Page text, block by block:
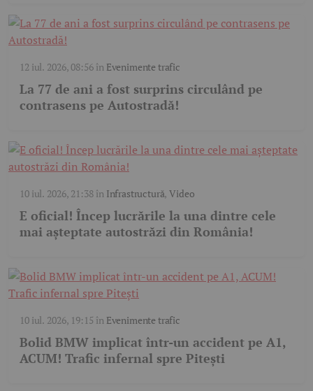
12 iul. 2026, 08:56în Evenimente trafic
La 77 de ani a fost surprins circulând pe
contrasens pe Autostradă!
10 iul. 2026, 21:38în Infrastructură,Video
E oficial! Încep lucrările la una dintre cele
mai așteptate autostrăzi din România!
10 iul. 2026, 19:15 în Evenimente trafic
Bolid BMW implicat într-un accident pe A1,
ACUM! Trafic infernal spre Pitești